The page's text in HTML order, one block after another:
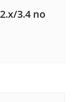
3.4 no